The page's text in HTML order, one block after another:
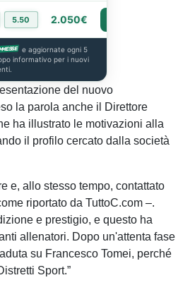
5.50 2.050€
e aggiornate ogni 5
informativo per i nuovi
del nuovo
la parola anche il Direttore
ha illustrato le motivazioni alla
il profilo cercato dalla società
e, allo stesso tempo, contattato
riportato da TuttoC.com –.
e prestigio, e questo ha
allenatori. Dopo un'attenta fase
su Francesco Tomei, perché
Sport.”